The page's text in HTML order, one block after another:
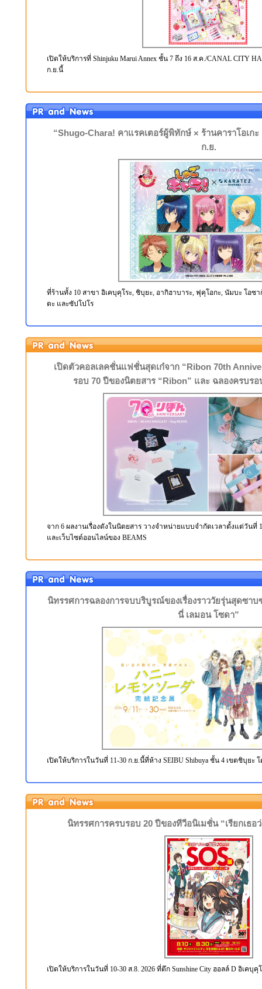
เปิดให้บริการที่ Shinjuku Marui Annex ชั้น 7 ถึง 16 ส.ค./CANAL CITY
ก.ย.นี้
“Shugo-Chara! คาแรคเตอร์ผู้พิทักษ์ × ร้านคาราโอเก
ก.ย.
ที่ร้านทั้ง 10 สาขา อิเคบุคุโระ, ชิบุยะ, อากิฮาบาระ, ฟุคุโอกะ, นัมบะ โอซ
ตะ และซัปโปโร
เปิดตัวคอลเลคชั่นแฟชั่นสุดเก๋จาก “Ribon 70th
รอบ 70 ปีของนิตยสาร “Ribon” และ ฉลองครบรอ
จาก 6 ผลงานเรื่องดังในนิตยสาร วางจำหน่ายแบบจำกัดเวลาตั้งแต่วันที่
และเว็บไซต์ออนไลน์ของ BEAMS
นิทรรศการฉลองการจบบริบูรณ์ของเรื่องราววัยรุ่นสุดซาบ
นี่ เลมอน โซดา”
เปิดให้บริการในวันที่ 11-30 ก.ย.นี้ที่ห้าง SEIBU Shibuya ชั้น 4 เขตชิบุยะ โ
นิทรรศการครบรอบ 20 ปีของทีวีอนิเมชั่น “เรียกเธอ
เปิดให้บริการในวันที่ 10-30 ส.8. 2026 ที่ตึก Sunshine City ฮอลล์ D อิเคบุคุ